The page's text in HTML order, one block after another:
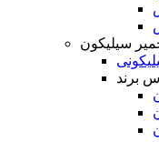
سیلیکون
برند